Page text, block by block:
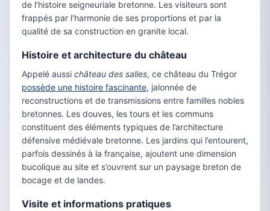
de l’histoire seigneuriale bretonne. Les visiteurs sont
frappés par l’harmonie de ses proportions et par la
qualité de sa construction en granite local.
Histoire et architecture du château
Appelé aussi château des salles, ce château du Trégor
possède une histoire fascinante, jalonnée de
reconstructions et de transmissions entre familles nobles
bretonnes. Les douves, les tours et les communs
constituent des éléments typiques de l’architecture
défensive médiévale bretonne. Les jardins qui l’entourent,
parfois dessinés à la française, ajoutent une dimension
bucolique au site et s’ouvrent sur un paysage breton de
bocage et de landes.
Visite et informations pratiques